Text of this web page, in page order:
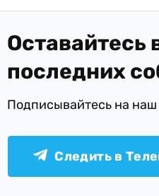
Оставайтесь
последних
Подписывайтесь на наш
Следить в